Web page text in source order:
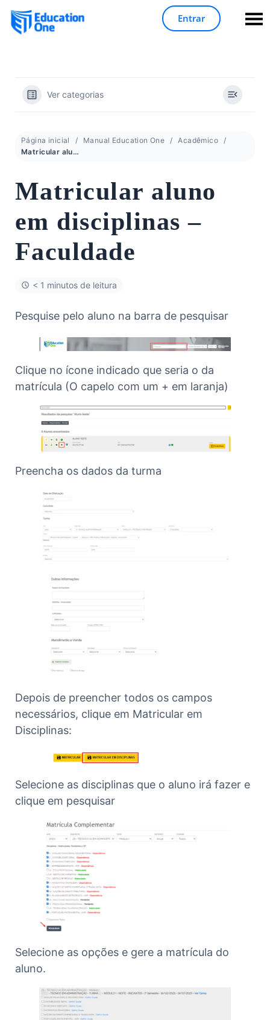
Entrar
Ver categorias
Página inicial Manual Education One
Acadêmico
Matricular aluno em disciplinas – Faculdade
Matricular aluno
em disciplinas –
Faculdade
< 1 minutos de leitura
Pesquise pelo aluno na barra de pesquisar
Clique no ícone indicado que seria o da
matrícula (O capelo com um + em laranja)
Preencha os dados da turma
Depois de preencher todos os campos
necessários, clique em Matricular em
Disciplinas:
Selecione as disciplinas que o aluno irá fazer e
clique em pesquisar
Selecione as opções e gere a matrícula do
aluno.